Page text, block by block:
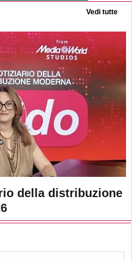
Vedi tutte
della distribuzione